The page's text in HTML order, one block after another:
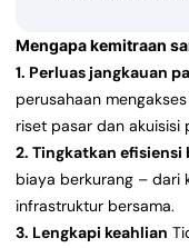
Mengapa kemitraan
1. Perluas jangkauan
perusahaan
riset pasar dan akuisisi
2. Tingkatkan efisiensi
biaya berkurang – dari
infrastruktur bersama.
3. Lengkapi keahlian